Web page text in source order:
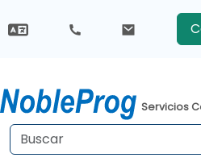
Servicios